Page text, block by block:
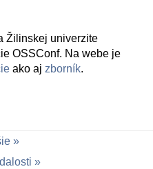
Žilinskej univerzite
OSSConf. Na webe je
ako aj zborník.